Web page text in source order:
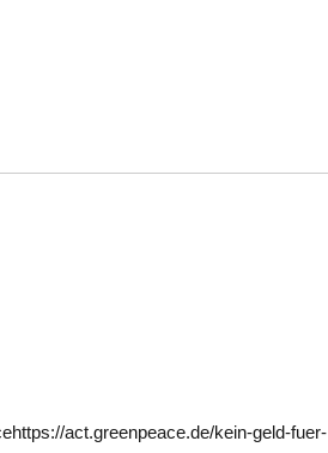
act.greenpeace.de/kein-geld-fuer-